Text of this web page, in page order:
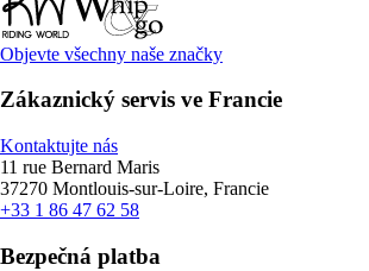
Objevte všechny naše značky
Zákaznický servis ve Francie
Kontaktujte nás
11 rue Bernard Maris
37270 Montlouis-sur-Loire, Francie
+33 1 86 47 62 58
Bezpečná platba